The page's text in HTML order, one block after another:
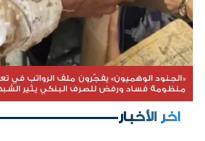
«الجنود الوهميون» يفجّرون ملف الرواتب في
منظومة فساد ورفض للصرف البنكي يثير
اخر الأخبار